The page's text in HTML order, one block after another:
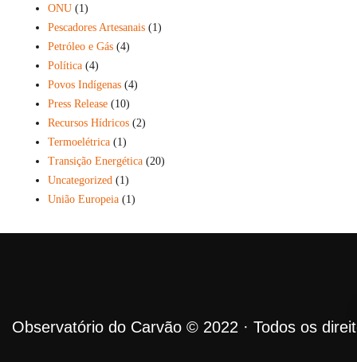
ONU (1)
Pescadores Artesanais (1)
Petróleo e Gás (4)
Política (4)
Povos Indígenas (4)
Press Release (10)
Recursos Hídricos (2)
Termoelétrica (1)
Transição Energética (20)
Uncategorized (1)
União Europeia (1)
Observatório do Carvão © 2022 · Todos os